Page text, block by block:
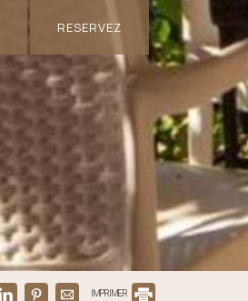
RESERVEZ
IMPRIMER